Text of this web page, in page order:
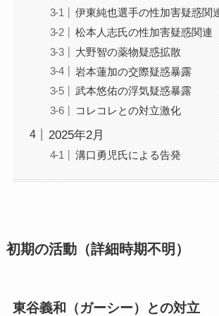
伊東純也選手の性加害疑惑関
松本人志氏の性加害疑惑関連
大野智の薬物疑惑拡散
岩本蓮加の交際疑惑暴露
武本悠佑の浮気疑惑暴露
コレコレとの対立激化
2025年2月
溝口勇児氏による告発
初期の活動（詳細時期不明）
東谷義和（ガーシー）との対立